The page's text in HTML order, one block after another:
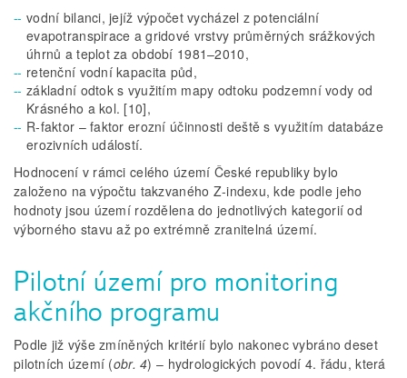
vodní bilanci, jejíž výpočet vycházel z potenciální
evapotranspirace a gridové vrstvy průměrných srážkových
úhrnů a teplot za období 1981–2010,
retenční vodní kapacita půd,
základní odtok s využitím mapy odtoku podzemní vody od
Krásného a kol. [10],
R-faktor – faktor erozní účinnosti deště s využitím databáze
erozivních událostí.
Hodnocení v rámci celého území České republiky bylo
založeno na výpočtu takzvaného Z-indexu, kde podle jeho
hodnoty jsou území rozdělena do jednotlivých kategorií od
výborného stavu až po extrémně zranitelná území.
Pilotní území pro monitoring
akčního programu
Podle již výše zmíněných kritérií bylo nakonec vybráno deset
pilotních území (obr. 4) – hydrologických povodí 4. řádu, která